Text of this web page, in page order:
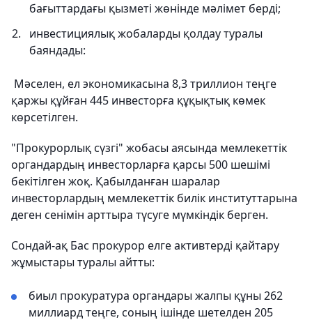
бағыттардағы қызметі жөнінде мәлімет берді;
инвестициялық жобаларды қолдау туралы
баяндады:
Мәселен, ел экономикасына 8,3 триллион теңге
қаржы құйған 445 инвесторға құқықтық көмек
көрсетілген.
"Прокурорлық сүзгі" жобасы аясында мемлекеттік
органдардың инвесторларға қарсы 500 шешімі
бекітілген жоқ. Қабылданған шаралар
инвесторлардың мемлекеттік билік институттарына
деген сенімін арттыра түсуге мүмкіндік берген.
Сондай-ақ Бас прокурор елге активтерді қайтару
жұмыстары туралы айтты:
биыл прокуратура органдары жалпы құны 262
миллиард теңге, соның ішінде шетелден 205